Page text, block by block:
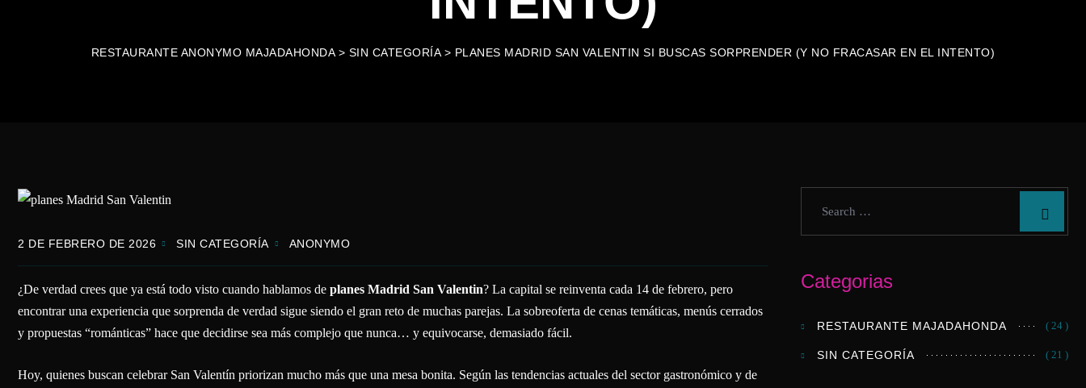
RESTAURANTE ANONYMO MAJADAHONDA> SIN CATEGORÍA> PLANES MADRID SAN VALENTIN SI BUSCAS SORPRENDER (Y NO FRACASAR EN EL INTENTO)
2 DE FEBRERO DE 2026 SIN CATEGORÍA ANONYMO
¿De verdad crees que ya está todo visto cuando hablamos de planes Madrid San Valentin? La capital se reinventa cada 14 de febrero, pero
encontrar una experiencia que sorprenda de verdad sigue siendo el gran reto de muchas parejas. La sobreoferta de cenas temáticas, menús cerrados
y propuestas “románticas” hace que decidirse sea más complejo que nunca… y equivocarse, demasiado fácil.
Hoy, quienes buscan celebrar San Valentín priorizan mucho más que una mesa bonita. Según las tendencias actuales del sector gastronómico y de
Categorias
RESTAURANTE MAJADAHONDA ( 24 )
SIN CATEGORÍA ( 21 )